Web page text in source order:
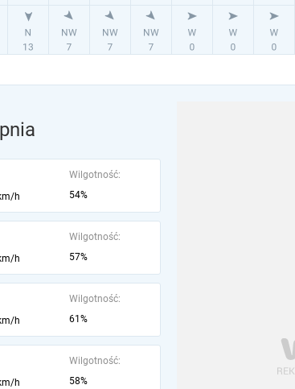
h
Wilgotność:
54%
h
Wilgotność:
57%
h
Wilgotność:
61%
h
Wilgotność:
58%